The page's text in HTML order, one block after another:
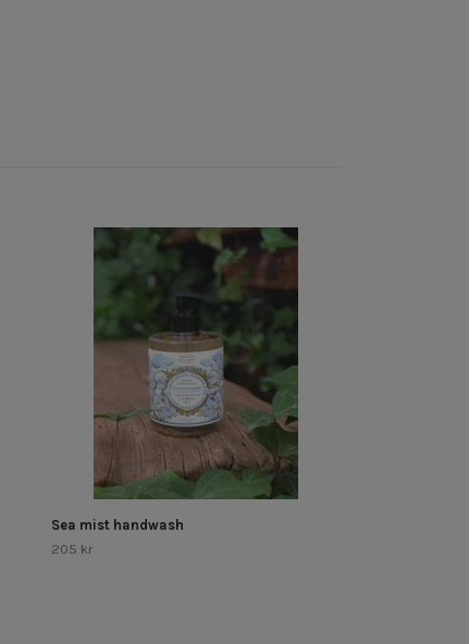
Sea mist handwash
205 kr